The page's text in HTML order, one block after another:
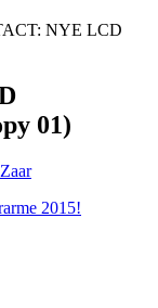
NYE LCD
01)
2015!